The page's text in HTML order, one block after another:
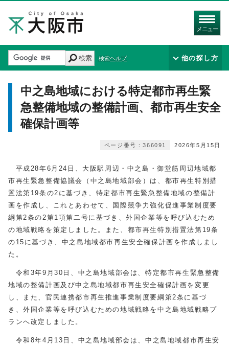
メニュー
検索 検索ヘルプ 他の探し方
中之島地域における特定都市再生緊
急整備地域の整備計画、都市再生安全
確保計画等
2026年5月15日
ページ番号：366091
平成28年6月24日、大阪駅周辺・中之島・御堂筋周辺地域都
市再生緊急整備協議会（中之島地域部会）は、都市再生特別措
置法第19条の2に基づき、特定都市再生緊急整備地域の整備計
画を作成し、これとあわせて、国際競争力強化促進事業制度要
綱第2条の2第1項第二号に基づき、外国企業等を呼び込むため
の地域戦略を策定しました。また、都市再生特別措置法第19条
の15に基づき、中之島地域都市再生安全確保計画を作成しまし
た。
令和3年9月30日、中之島地域部会は、特定都市再生緊急整備
地域の整備計画及び中之島地域都市再生安全確保計画を変更
し、また、官民連携都市再生推進事業制度要綱第2条に基づ
き、外国企業等を呼び込むための地域戦略を中之島地域戦略プ
ランへ改定しました。
令和8年4月13日、中之島地域部会は、中之島地域都市再生安